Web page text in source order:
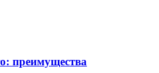
преимущества